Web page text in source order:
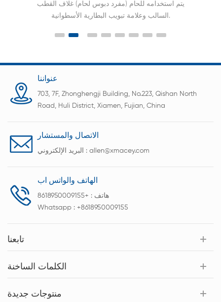
يتم استخدام ACEY-S200C مع وظيفة دوران رأس اللحام
في اللحام النقطي الأوتوماتيكي للبطارية
عنواننا
703, 7F, Zhonghengji Building, No.223, Qishan North
Road, Huli District, Xiamen, Fujian, China
الاتصال والمستشار
البريد الإلكتروني : allen@xmacey.com
الهاتف والواتس اب
هاتف : +8618950009155
Whatsapp : +8618950009155
تابعنا
الكلمات الساخنة
منتوجات جديدة